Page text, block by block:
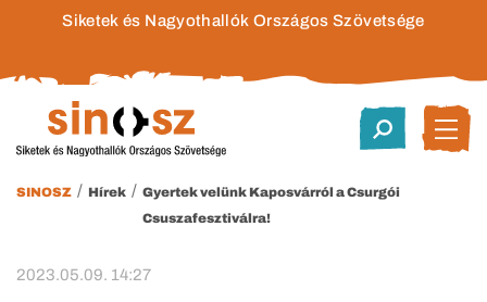
Siketek és Nagyothallók Országos Szövetsége
SINOSZ / Hírek / Gyertek velünk Kaposvárról a Csurgói
Csuszafesztiválra!
2023.05.09. 14:27